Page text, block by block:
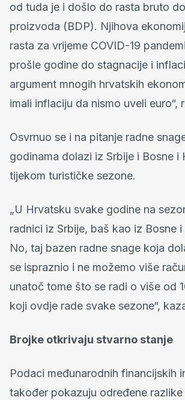
od tuda je i došlo do rasta bruto
proizvoda (BDP). Njihova
rasta za vrijeme COVID-19
prošle godine do stagnacije i
argument mnogih hrvatskih
imali inflaciju da nismo uveli euro“,
Osvrnuo se i na pitanje radne
godinama dolazi iz Srbije i Bosne i
tijekom turističke sezone.
„U Hrvatsku svake godine na
radnici iz Srbije, baš kao iz Bosne
No, taj bazen radne snage koja
se ispraznio i ne možemo više
unatoč tome što se radi o više od
koji ovdje rade svake sezone“,
Brojke otkrivaju stvarno stanje
Podaci međunarodnih financijskih
također pokazuju određene